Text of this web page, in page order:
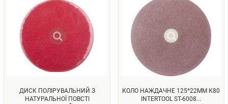
ДИСК ПОЛІРУВАЛЬНИЙ З
НАТУРАЛЬНОЇ ПОВСТІ
КОЛО НАЖДАЧНЕ 125*22ММ К80
INTERTOOL ST-6008...